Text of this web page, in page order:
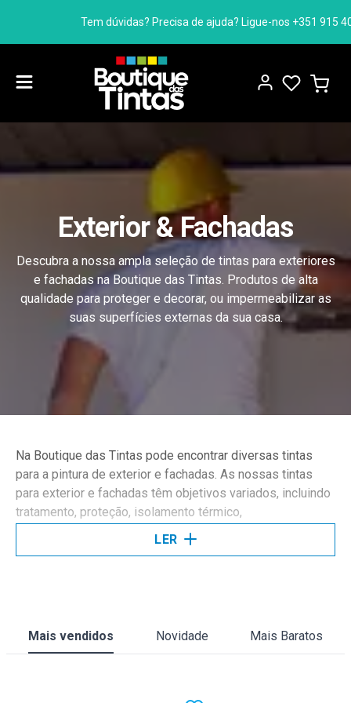
Tem dúvidas? Precisa de ajuda? Ligue-nos +351 915 408 806
Exterior & Fachadas
Descubra a nossa ampla seleção de tintas para exteriores
e fachadas na Boutique das Tintas. Produtos de alta
qualidade para proteger e decorar, ou impermeabilizar as
suas superfícies externas da sua casa.
Na Boutique das Tintas pode encontrar diversas tintas
para a pintura de exterior e fachadas. As nossas tintas
para exterior e fachadas têm objetivos variados, incluindo
tratamento, proteção, isolamento térmico,
impermeabilização, decoração e sinalética. Todas estas
aplicações tornam estas tintas ideais para a pintura de
humidade e bolores, sendo, por isso, bastante utilizada na
LER
Mais vendidos Novidade Mais Baratos